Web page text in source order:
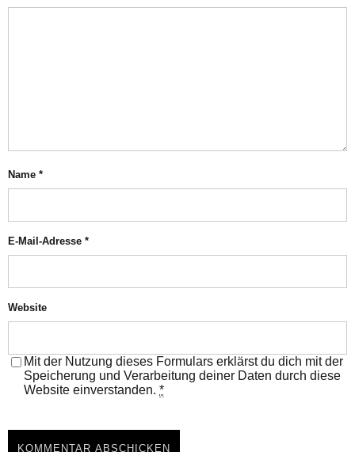
Name *
E-Mail-Adresse *
Website
Mit der Nutzung dieses Formulars erklärst du dich mit der
Speicherung und Verarbeitung deiner Daten durch diese
Website einverstanden. *